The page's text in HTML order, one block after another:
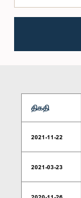
திகதி
2021-11-22
2021-03-23